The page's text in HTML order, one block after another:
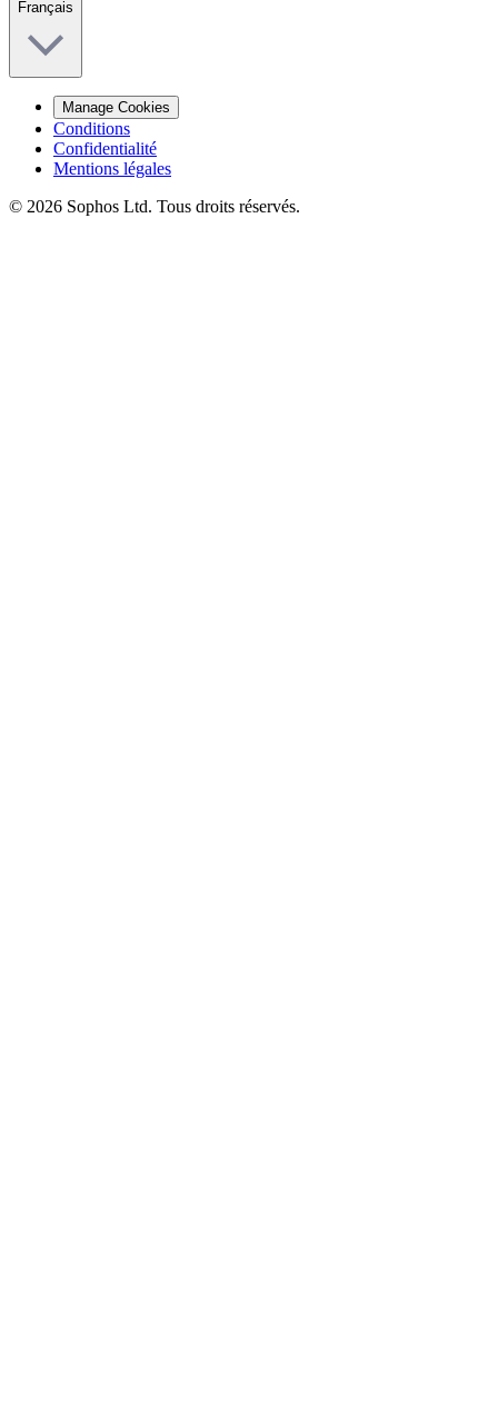
Français
Manage Cookies
Conditions
Confidentialité
Mentions légales
© 2026 Sophos Ltd. Tous droits réservés.